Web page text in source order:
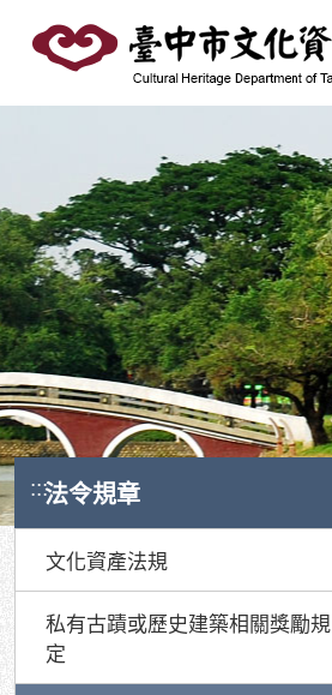
要
塊
:::法令規章
文化資產法規
私有古蹟或歷史建築相關獎勵規
定